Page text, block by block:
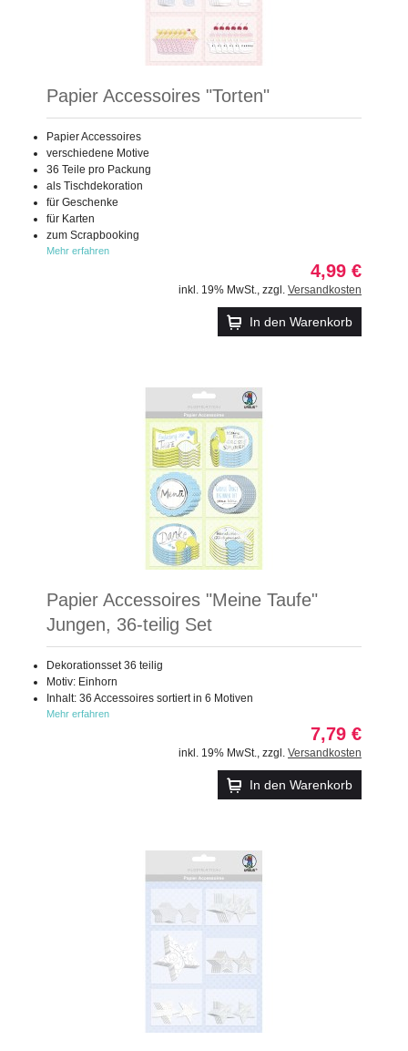
Papier Accessoires "Torten"
Papier Accessoires
verschiedene Motive
36 Teile pro Packung
als Tischdekoration
für Geschenke
für Karten
zum Scrapbooking
Mehr erfahren
4,99 €
inkl. 19% MwSt. zzgl. Versandkosten
In den Warenkorb
Papier Accessoires "Meine Taufe"
Jungen, 36-teilig Set
Dekorationsset 36 teilig
Motiv: Einhorn
Inhalt: 36 Accessoires sortiert in 6 Motiven
Mehr erfahren
7,79 €
inkl. 19% MwSt. zzgl. Versandkosten
In den Warenkorb